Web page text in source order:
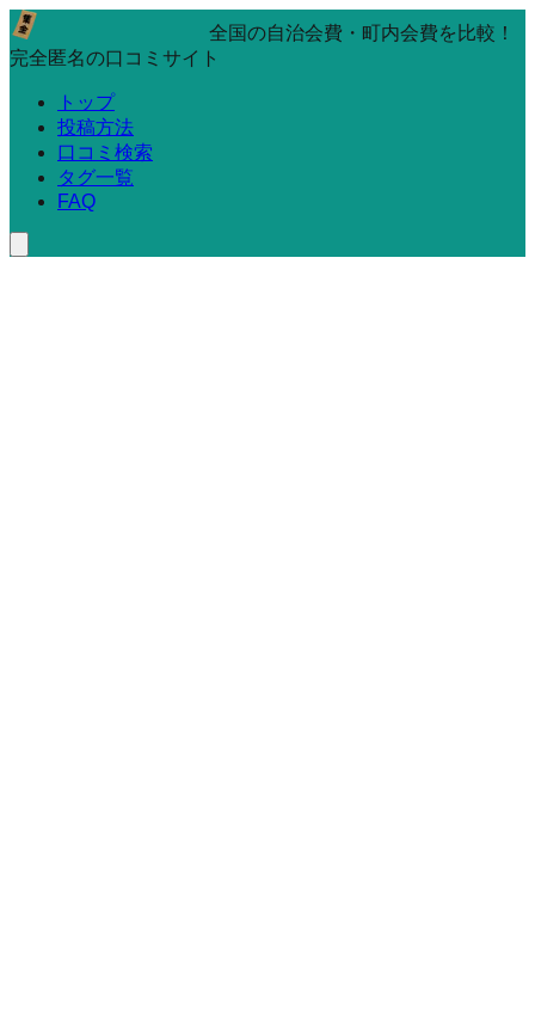
全国の自治会費・町内会費を比較！
完全匿名の口コミサイト
トップ
投稿方法
口コミ検索
タグ一覧
FAQ